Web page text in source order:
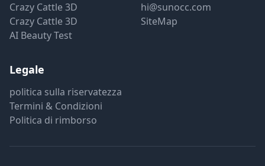
Crazy Cattle 3D
Crazy Cattle 3D
AI Beauty Test
hi@sunocc.com
SiteMap
Legale
politica sulla riservatezza
Termini & Condizioni
Politica di rimborso